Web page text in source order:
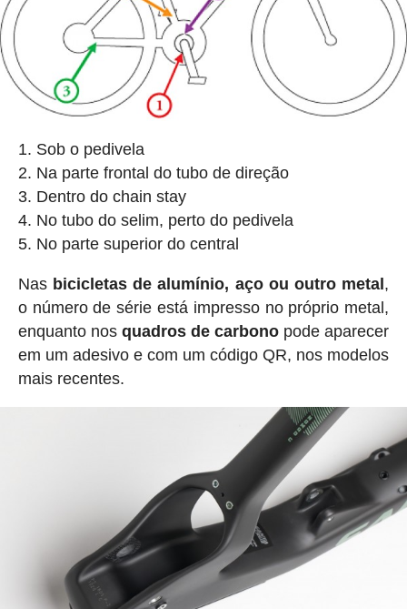
Sob o pedivela
Na parte frontal do tubo de direção
Dentro do chain stay
No tubo do selim, perto do pedivela
No parte superior do central
Nas bicicletas de alumínio, aço ou outro metal ,
o número de série está impresso no próprio metal,
enquanto nos quadros de carbono pode aparecer
em um adesivo e com um código QR, nos modelos
mais recentes.